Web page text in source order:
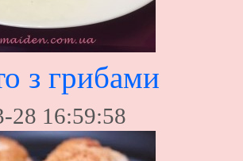
з грибами
28 16:59:58